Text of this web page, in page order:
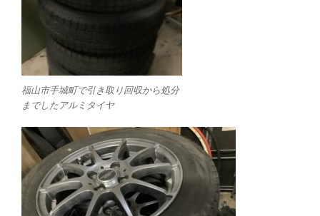
福山市手城町で引き取り回収から処分
までしたアルミタイヤ